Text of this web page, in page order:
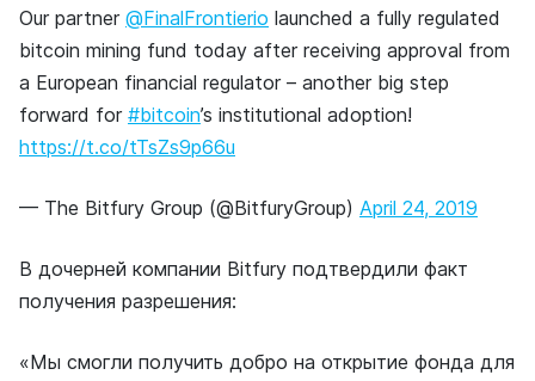
Our partner @FinalFrontierio launched a fully regulated
bitcoin mining fund today after receiving approval from
a European financial regulator – another big step
forward for #bitcoin’s institutional adoption!
https://t.co/tTsZs9p66u
— The Bitfury Group (@BitfuryGroup) April 24, 2019
В дочерней компании Bitfury подтвердили факт
получения разрешения:
«Мы смогли получить добро на открытие фонда для